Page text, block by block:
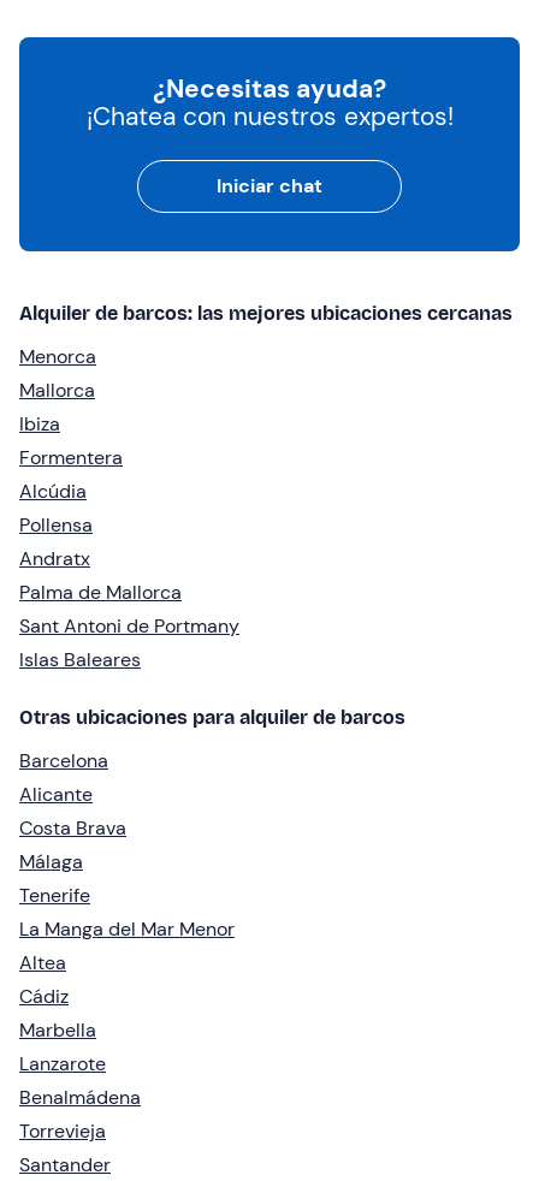
¿Necesitas ayuda?
¡Chatea con nuestros expertos!
Iniciar chat
Alquiler de barcos: las mejores ubicaciones cercanas
Menorca
Mallorca
Ibiza
Formentera
Alcúdia
Pollensa
Andratx
Palma de Mallorca
Sant Antoni de Portmany
Islas Baleares
Otras ubicaciones para alquiler de barcos
Barcelona
Alicante
Costa Brava
Málaga
Tenerife
La Manga del Mar Menor
Altea
Cádiz
Marbella
Lanzarote
Benalmádena
Torrevieja
Santander